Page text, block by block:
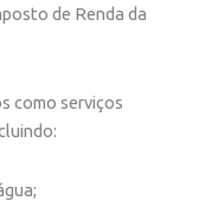
de Renda da
como serviços